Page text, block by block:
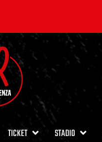
TICKET STADIO